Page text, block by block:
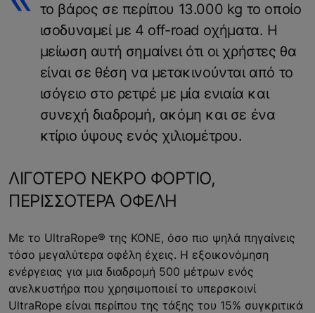
το βάρος σε περίπου 13.000 kg το οποίο
ισοδυναμεί με 4 off-road οχήματα. Η
μείωση αυτή σημαίνει ότι οι χρήστες θα
είναι σε θέση να μετακινούνται από το
ισόγειο στο ρετιρέ με μία ενιαία και
συνεχή διαδρομή, ακόμη και σε ένα
κτίριο ύψους ενός χιλιομέτρου.
ΛΙΓΟΤΕΡΟ ΝΕΚΡΟ ΦΟΡΤΙΟ,
ΠΕΡΙΣΣΟΤΕΡΑ ΟΦΕΛΗ
Με το UltraRope® της ΚΟΝΕ, όσο πιο ψηλά πηγαίνεις
τόσο μεγαλύτερα οφέλη έχεις. Η εξοικονόμηση
ενέργειας για μια διαδρομή 500 μέτρων ενός
ανελκυστήρα που χρησιμοποιεί το υπερσκοινί
UltraRope είναι περίπου της τάξης του 15% συγκριτικά